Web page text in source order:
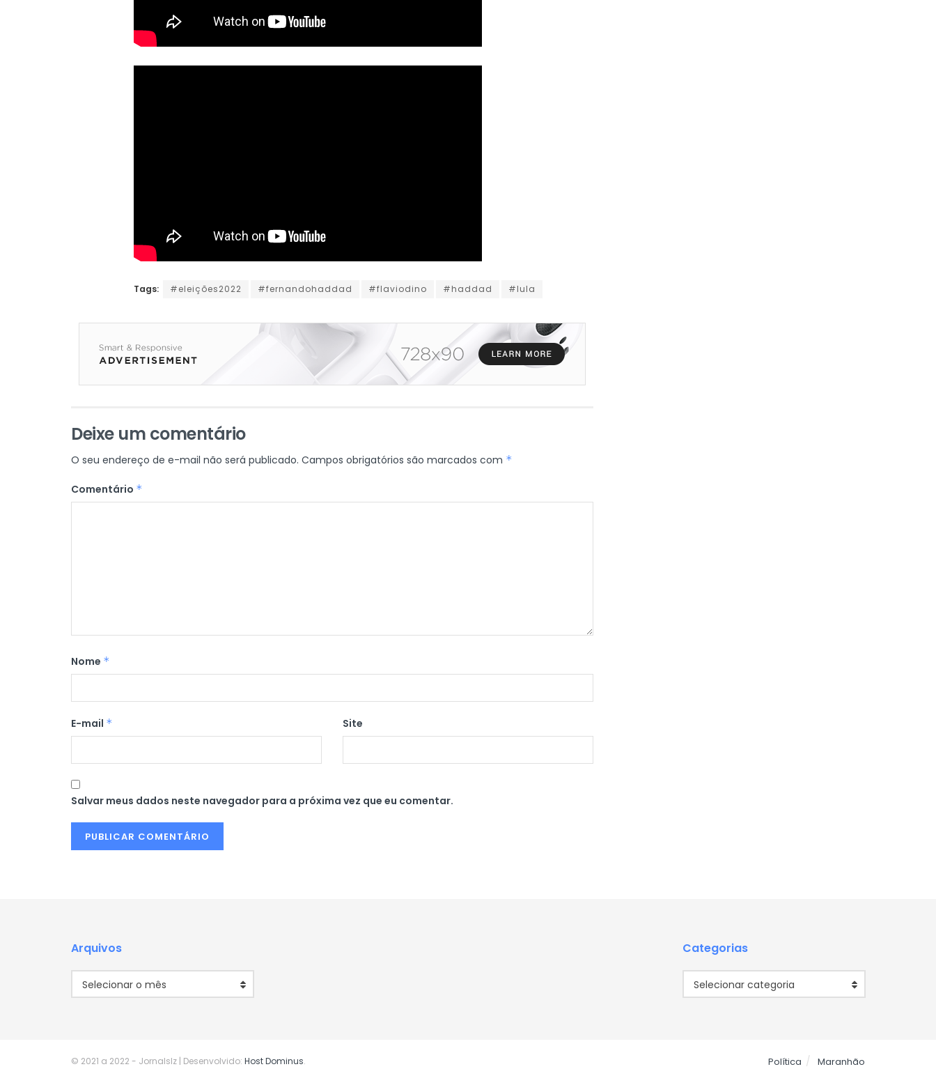
Tags: #eleições2022 #fernandohaddad #flaviodino #haddad #lula
Deixe um comentário
O seu endereço de e-mail não será publicado. Campos obrigatórios são marcados com *
Comentário *
Nome *
E-mail * Site
Salvar meus dados neste navegador para a próxima vez que eu comentar.
Arquivos
Selecionar o mês
Categorias
Selecionar categoria
Política Maranhão
© 2021 a 2022 - Jornalslz | Desenvolvido: Host Dominus.